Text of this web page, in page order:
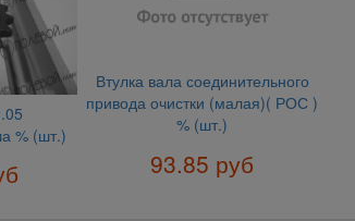
% (шт.)
Втулка вала соединительного
привода очистки (малая)( РОС )
% (шт.)
93.85 руб